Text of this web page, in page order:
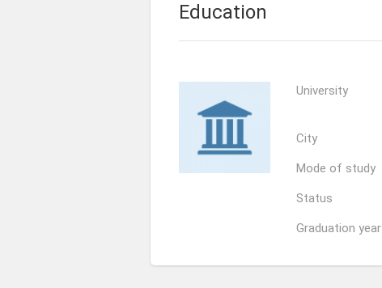
Education
University
City
Mode of study
Status
Graduation year